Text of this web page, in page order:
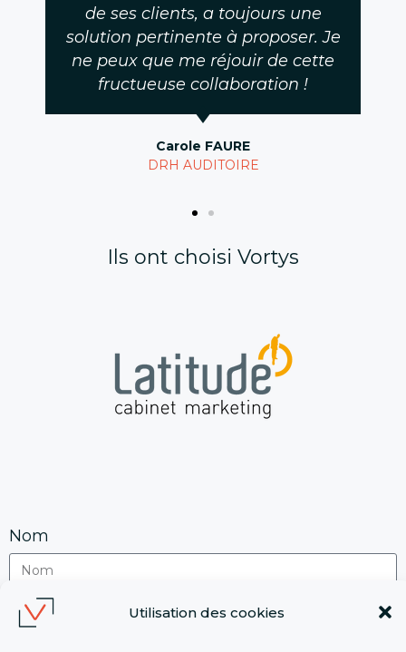
Utilisation des cookies
de ses clients, a toujours une
solution pertinente à proposer. Je
ne peux que me réjouir de cette
fructueuse collaboration !
Carole FAURE
DRH AUDITOIRE
Ils ont choisi Vortys
Nom
ENVOYER